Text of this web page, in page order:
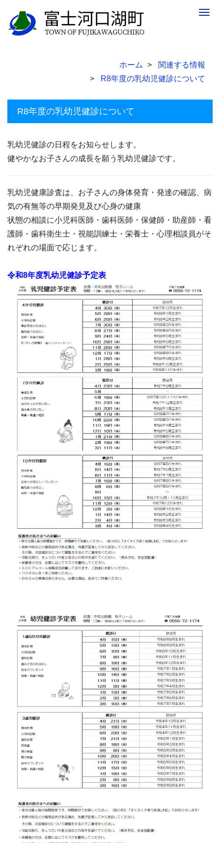
ホーム
関連する情報
R8年度の乳幼児健診について
R8年度の乳幼児健診について
乳幼児健診の日程をお知らせします。
健やかなお子さんの成長を願う乳幼児健診です。
乳幼児健康診査は、お子さんの身体発育・発達の確認、病
気の有無等の早期発見及び心身の健康
状態の相談に小児科医師・歯科医師・保健師・助産師・看
護師・歯科衛生士・視能訓練士・栄養士・心理相談員がそ
れぞれの場面で応じます。
令和8年度乳幼児健診予定表